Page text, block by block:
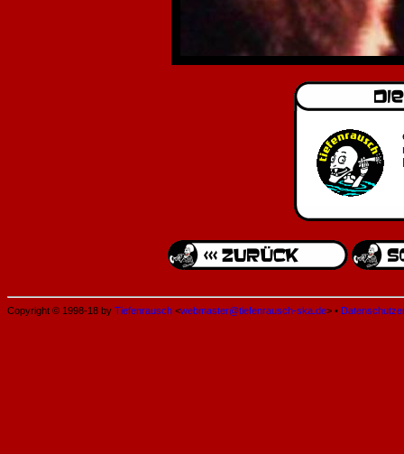
Copyright © 1998-18 by Tiefenrausch <webmaster@tiefenrausch-ska.de> •